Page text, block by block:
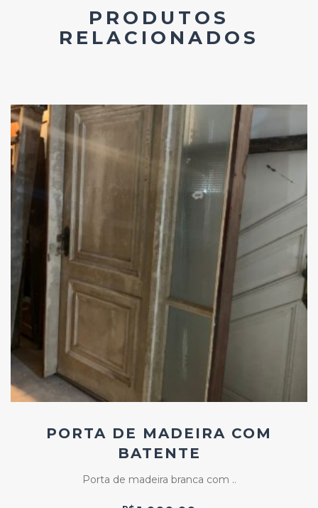
PRODUTOS
RELACIONADOS
Favoritos
PORTA DE MADEIRA COM
BATENTE
Porta de madeira branca com ..